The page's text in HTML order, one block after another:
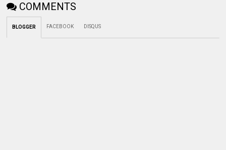
COMMENTS
BLOGGER FACEBOOK DISQUS